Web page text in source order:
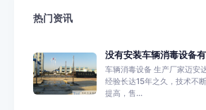
热门资讯
没有安装车辆消毒设备
车辆消毒设备 生产厂家迈安
经验长达15年之久，技术不
提高，售...